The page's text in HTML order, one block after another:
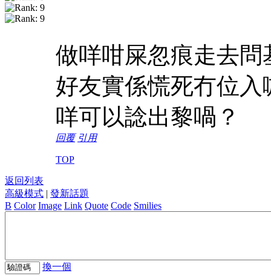
做咩咁屎忽痕走去
好友實係慌死冇位
咩可以諗出黎喎？
回覆 引用
TOP
返回列表
高級模式 | 發新話題
B Color Image Link Quote Code Smilies
換一個